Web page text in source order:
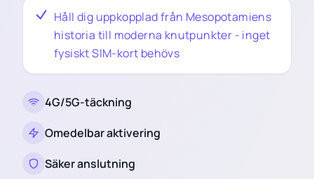
Håll dig uppkopplad från Mesopotamiens
historia till moderna knutpunkter - inget
fysiskt SIM-kort behövs
4G/5G-täckning
Omedelbar aktivering
Säker anslutning